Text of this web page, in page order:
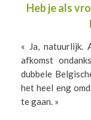
Heb je als
« Ja, natuurlijk.
afkomst
dubbele
het heel eng
te gaan. »